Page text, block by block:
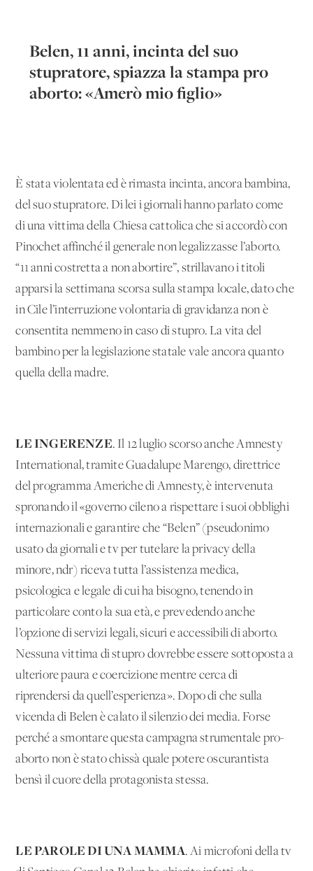
Belen, 11 anni, incinta del suo
stupratore, spiazza la stampa pro
aborto: «Amerò mio figlio»
È stata violentata ed è rimasta incinta, ancora bambina,
del suo stupratore. Di lei i giornali hanno parlato come
di una vittima della Chiesa cattolica che si accordò con
Pinochet affinché il generale non legalizzasse l’aborto.
“11 anni costretta a non abortire”, strillavano i titoli
apparsi la settimana scorsa sulla stampa locale, dato che
in Cile l’interruzione volontaria di gravidanza non è
consentita nemmeno in caso di stupro. La vita del
bambino per la legislazione statale vale ancora quanto
quella della madre.
LE INGERENZE. Il 12 luglio scorso anche Amnesty
International, tramite Guadalupe Marengo, direttrice
del programma Americhe di Amnesty, è intervenuta
spronando il «governo cileno a rispettare i suoi obblighi
internazionali e garantire che “Belen” (pseudonimo
usato da giornali e tv per tutelare la privacy della
minore, ndr) riceva tutta l’assistenza medica,
psicologica e legale di cui ha bisogno, tenendo in
particolare conto la sua età, e prevedendo anche
l’opzione di servizi legali, sicuri e accessibili di aborto.
Nessuna vittima di stupro dovrebbe essere sottoposta a
ulteriore paura e coercizione mentre cerca di
riprendersi da quell’esperienza». Dopo di che sulla
vicenda di Belen è calato il silenzio dei media. Forse
perché a smontare questa campagna strumentale pro-
aborto non è stato chissà quale potere oscurantista
bensì il cuore della protagonista stessa.
LE PAROLE DI UNA MAMMA. Ai microfoni della tv